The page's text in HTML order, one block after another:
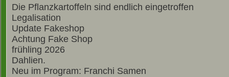
Die Pflanzkartoffeln sind endlich eingetroffen
Legalisation
Update Fakeshop
Achtung Fake Shop
frühling 2026
Dahlien.
Neu im Program: Franchi Samen